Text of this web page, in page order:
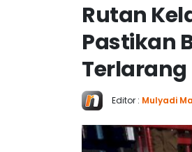
Rutan
Pastikan
Terlarang
Editor : Mulyadi